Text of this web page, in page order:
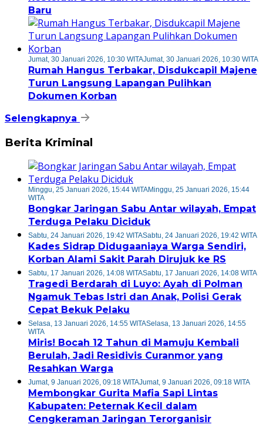
Baru
Jumat, 30 Januari 2026, 10:30 WITAJumat, 30 Januari 2026, 10:30 WITA
Rumah Hangus Terbakar, Disdukcapil Majene
Turun Langsung Lapangan Pulihkan
Dokumen Korban
Selengkapnya
Berita Kriminal
Minggu, 25 Januari 2026, 15:44 WITAMinggu, 25 Januari 2026, 15:44
WITA
Bongkar Jaringan Sabu Antar wilayah, Empat
Terduga Pelaku Diciduk
Sabtu, 24 Januari 2026, 19:42 WITASabtu, 24 Januari 2026, 19:42 WITA
Kades Sidrap Didugaaniaya Warga Sendiri,
Korban Alami Sakit Parah Dirujuk ke RS
Sabtu, 17 Januari 2026, 14:08 WITASabtu, 17 Januari 2026, 14:08 WITA
Tragedi Berdarah di Luyo: Ayah di Polman
Ngamuk Tebas Istri dan Anak, Polisi Gerak
Cepat Bekuk Pelaku
Selasa, 13 Januari 2026, 14:55 WITASelasa, 13 Januari 2026, 14:55
WITA
Miris! Bocah 12 Tahun di Mamuju Kembali
Berulah, Jadi Residivis Curanmor yang
Resahkan Warga
Jumat, 9 Januari 2026, 09:18 WITAJumat, 9 Januari 2026, 09:18 WITA
Membongkar Gurita Mafia Sapi Lintas
Kabupaten: Peternak Kecil dalam
Cengkeraman Jaringan Terorganisir